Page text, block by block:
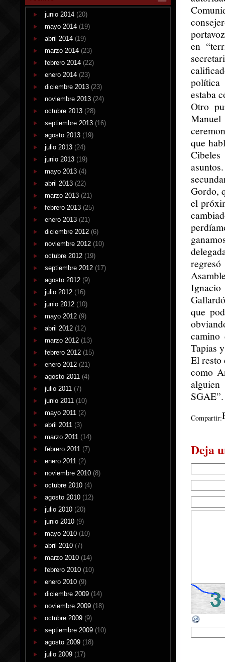
junio 2014 (20)
mayo 2014 (19)
abril 2014 (19)
marzo 2014 (23)
febrero 2014 (22)
enero 2014 (23)
diciembre 2013 (23)
noviembre 2013 (24)
octubre 2013 (28)
septiembre 2013 (16)
agosto 2013 (19)
julio 2013 (24)
junio 2013 (19)
mayo 2013 (4)
abril 2013 (22)
marzo 2013 (21)
febrero 2013 (25)
enero 2013 (21)
diciembre 2012 (6)
noviembre 2012 (10)
octubre 2012 (19)
septiembre 2012 (17)
agosto 2012 (9)
julio 2012 (16)
junio 2012 (10)
mayo 2012 (9)
abril 2012 (12)
marzo 2012 (13)
febrero 2012 (15)
enero 2012 (21)
agosto 2011 (4)
julio 2011 (7)
junio 2011 (10)
mayo 2011 (2)
abril 2011 (3)
marzo 2011 (14)
febrero 2011 (7)
enero 2011 (2)
noviembre 2010 (8)
octubre 2010 (4)
agosto 2010 (12)
julio 2010 (20)
junio 2010 (9)
mayo 2010 (10)
abril 2010 (7)
marzo 2010 (14)
febrero 2010 (10)
enero 2010 (9)
diciembre 2009 (14)
noviembre 2009 (18)
octubre 2009 (9)
septiembre 2009 (10)
agosto 2009 (18)
julio 2009 (17)
en
política
estaba
Otro
que
Gordo,
el
que
camino
Tapias
El resto
como
SGAE”.
Compartir:
Deja